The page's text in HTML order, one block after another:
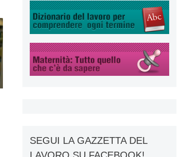
SEGUI LA GAZZETTA DEL